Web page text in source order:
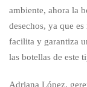
ambiente, ahora la
desechos, ya que
facilita y garantiza
las botellas de este
Adriana López,